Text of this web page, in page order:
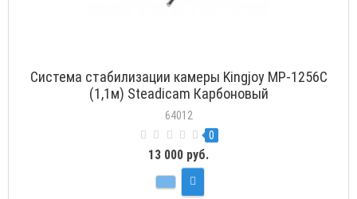
Система стабилизации камеры Kingjoy MP-1256C
(1,1м) Steadicam Карбоновый
64012
0
13 000 руб.